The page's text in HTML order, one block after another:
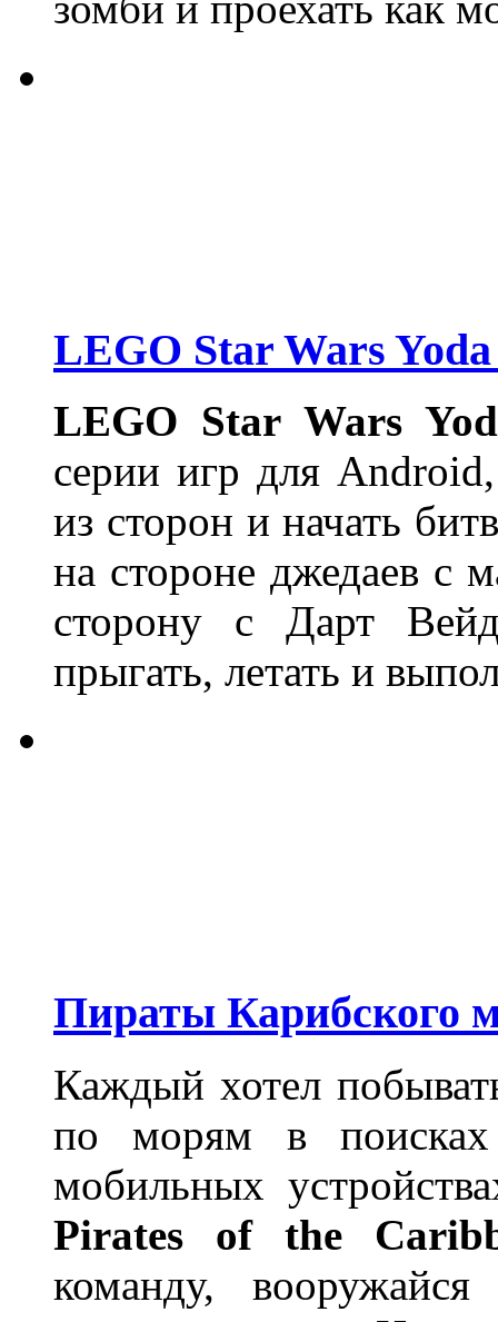
LEGO Star Wars
LEGO Star Wars
серии игр для
из сторон и начать
на стороне джедаев с
сторону с Дарт
прыгать, летать и
Пираты Карибского
Каждый хотел
по морям в
мобильных
Pirates of the
команду,